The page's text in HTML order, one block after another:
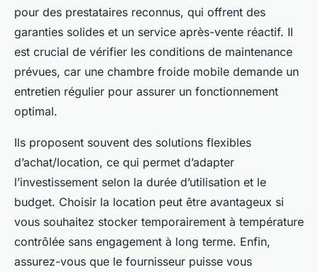
pour des prestataires reconnus, qui offrent des
garanties solides et un service après-vente réactif. Il
est crucial de vérifier les conditions de maintenance
prévues, car une chambre froide mobile demande un
entretien régulier pour assurer un fonctionnement
optimal.
Ils proposent souvent des solutions flexibles
d’achat/location, ce qui permet d’adapter
l’investissement selon la durée d’utilisation et le
budget. Choisir la location peut être avantageux si
vous souhaitez stocker temporairement à température
contrôlée sans engagement à long terme. Enfin,
assurez-vous que le fournisseur puisse vous